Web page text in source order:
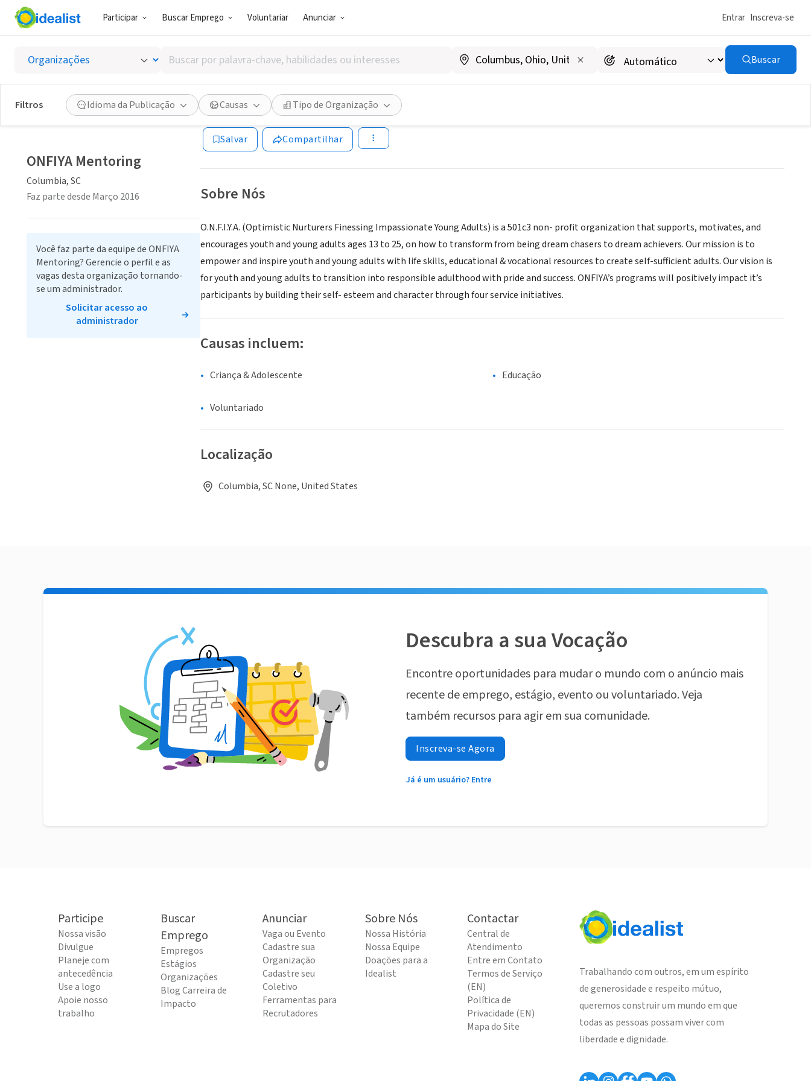
Participar Buscar Emprego Voluntariar Anunciar Entrar Inscreva-se
Buscar
por
palavra-
chave,
habilidades
ou
interesses
Buscar
Filtros Idioma da Publicação Causas Tipo de Organização
ONFIYA Mentoring
Columbia, SC|www.onfiyamentoring.com
Salvar Compartilhar
Sobre Nós
O.N.F.I.Y.A. (Optimistic Nurturers Finessing Impassionate Young Adults) is a 501c3 non- profit organization that supports, motivates, and
encourages youth and young adults ages 13 to 25, on how to transform from being dream chasers to dream achievers. Our mission is to
empower and inspire youth and young adults with life skills, educational & vocational resources to create self-sufficient adults. Our vision is
for youth and young adults to transition into responsible adulthood with pride and success. ONFIYA’s programs will positively impact it’s
participants by building their self- esteem and character through four service initiatives.
Causas incluem:
Criança & Adolescente Educação
Voluntariado
Localização
Columbia, SC None, United States
ONFIYA Mentoring
Columbia, SC
Faz parte desde Março 2016
Você faz parte da equipe de ONFIYA
Mentoring? Gerencie o perfil e as
vagas desta organização tornando-
se um administrador.
Solicitar acesso ao
administrador
Descubra a sua Vocação
Encontre oportunidades para mudar o mundo com o anúncio mais
recente de emprego, estágio, evento ou voluntariado. Veja
também recursos para agir em sua comunidade.
Inscreva-se Agora
Já é um usuário? Entre
Participe
Nossa visão
Divulgue
Planeje com
antecedência
Use a logo
Apoie nosso
trabalho
Buscar
Emprego
Empregos
Estágios
Organizações
Blog Carreira de
Impacto
Anunciar
Vaga ou Evento
Cadastre sua
Organização
Cadastre seu
Coletivo
Ferramentas para
Recrutadores
Sobre Nós
Nossa História
Nossa Equipe
Doações para a
Idealist
Contactar
Central de
Atendimento
Entre em Contato
Termos de Serviço
(EN)
Política de
Privacidade (EN)
Mapa do Site
Trabalhando com outros, em um espírito
de generosidade e respeito mútuo,
queremos construir um mundo em que
todas as pessoas possam viver com
liberdade e dignidade.